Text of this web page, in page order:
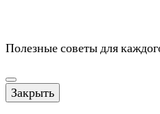
Полезные советы для
Закрыть